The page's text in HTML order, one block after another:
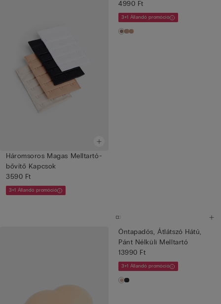
Háromsoros Magas Melltartó-
bővítő Kapcsok
3590 Ft
3+1 Állandó promóció
4990 Ft
3+1 Állandó promóció
Öntapadós, Átlátszó Hátú,
Pánt Nélküli Melltartó
13990 Ft
3+1 Állandó promóció